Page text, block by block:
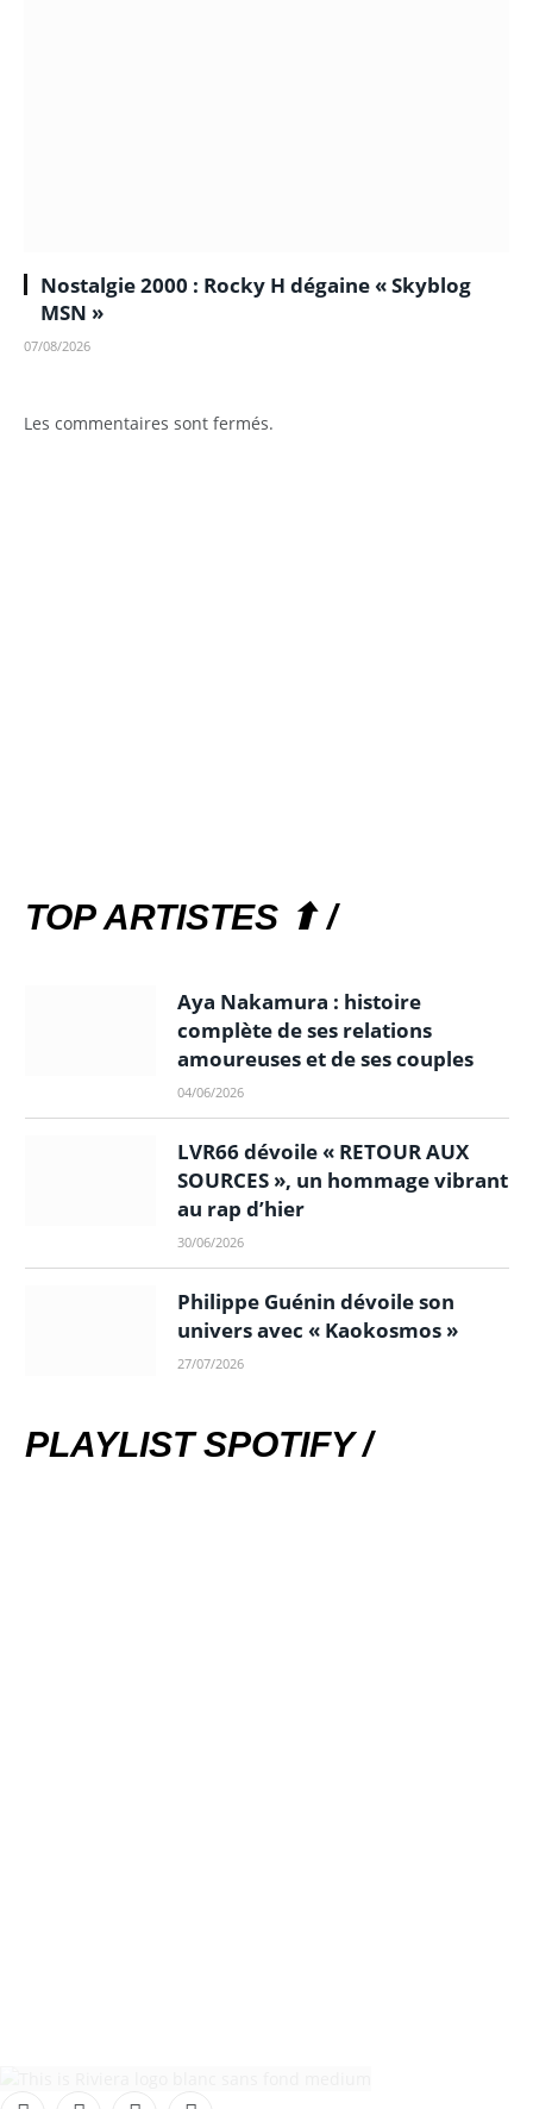
Nostalgie 2000 : Rocky H dégaine « Skyblog
MSN »
07/08/2026
Les commentaires sont fermés.
TOP ARTISTES ⬆ /
Aya Nakamura : histoire
complète de ses relations
amoureuses et de ses couples
04/06/2026
LVR66 dévoile « RETOUR AUX
SOURCES », un hommage vibrant
au rap d’hier
30/06/2026
Philippe Guénin dévoile son
univers avec « Kaokosmos »
27/07/2026
PLAYLIST SPOTIFY /